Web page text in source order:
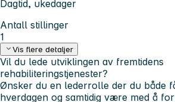
Dagtid, ukedager
Antall stillinger
1
Vis flere detaljer
Vil du lede utviklingen av fremtidens
rehabiliteringstjenester?
Ønsker du en lederrolle der du både
hverdagen og samtidig være med å